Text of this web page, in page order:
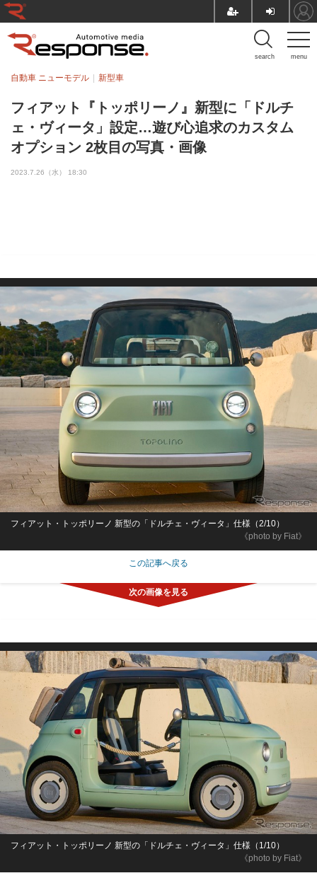
menu
search
フィアット『トッポリーノ』新型に「ドルチ
ェ・ヴィータ」設定…遊び心追求のカスタム
オプション 2枚目の写真・画像
自動車 ニューモデル 新型車
2023.7.26（水） 18:30
《photo by Fiat》
フィアット・トッポリーノ 新型の「ドルチェ・ヴィータ」仕様（2/10）
この記事へ戻る
《photo by Fiat》
フィアット・トッポリーノ 新型の「ドルチェ・ヴィータ」仕様（1/10）